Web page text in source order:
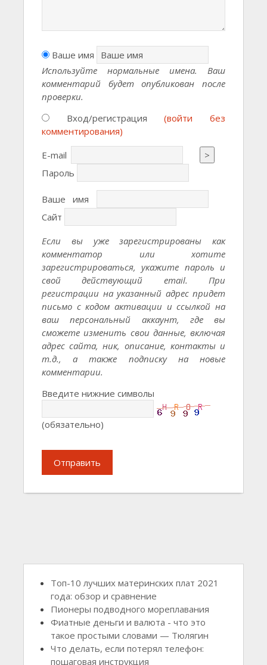
Ваше имя
Используйте нормальные имена. Ваш
комментарий будет опубликован после
проверки.
Вход/регистрация(войти без
комментирования)
E-mail
>
Пароль
Ваше имя
Сайт
Если вы уже зарегистрированы как
комментатор или хотите
зарегистрироваться, укажите пароль и
свой действующий email. При
регистрации на указанный адрес придет
письмо с кодом активации и ссылкой на
ваш персональный аккаунт, где вы
сможете изменить свои данные, включая
адрес сайта, ник, описание, контакты и
т.д., а также подписку на новые
комментарии.
Введите нижние символы
(обязательно)
Отправить
Топ-10 лучших материнских плат 2021
года: обзор и сравнение
Пионеры подводного мореплавания
Фиатные деньги и валюта - что это
такое простыми словами — Тюлягин
Что делать, если потерял телефон:
пошаговая инструкция